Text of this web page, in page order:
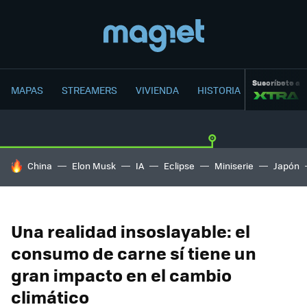
MAPAS STREAMERS VIVIENDA HISTORIA Suscríbete a
HOY SE HABLA DE
China Elon Musk IA Eclipse Miniserie Japón
Una realidad insoslayable: el
consumo de carne sí tiene un
gran impacto en el cambio
climático